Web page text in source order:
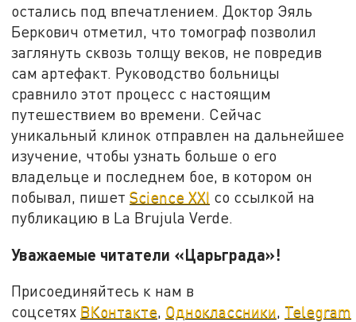
остались под впечатлением. Доктор Эяль
Беркович отметил, что томограф позволил
заглянуть сквозь толщу веков, не повредив
сам артефакт. Руководство больницы
сравнило этот процесс с настоящим
путешествием во времени. Сейчас
уникальный клинок отправлен на дальнейшее
изучение, чтобы узнать больше о его
владельце и последнем бое, в котором он
побывал, пишетScience XXI со ссылкой на
публикацию в La Brujula Verde.
Уважаемые читатели «Царьграда»!
Присоединяйтесь к нам в
соцсетях ВКонтакте, Одноклассники, Telegram